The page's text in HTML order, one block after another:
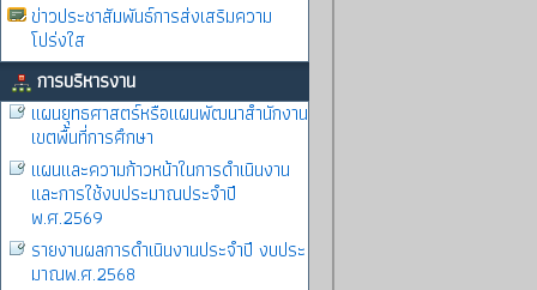
ข่าวประชาสัมพันธ์การส่งเสริมความ
โปร่งใส
การบริหารงาน
แผนยุทธศาสตร์หรือแผนพัฒนาสำนักงาน
เขตพื้นที่การศึกษา
แผนและความก้าวหน้าในการดำเนินงาน
และการใช้งบประมาณประจำปี
พ.ศ.2569
รายงานผลการดำเนินงานประจำปี งบประ
มาณพ.ศ.2568